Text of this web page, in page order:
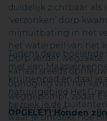
duidelijk zichtbaar als
‘verzonken’ dorp
mijnuitbating in het
het waterpeil van het
Dorp verder
kanaal steeds
ophoging van het
weggepompt, zodat
komt te staan.
Tijdens deze
met een
kruinenpad en daal je
natuurgebied Het
bezoek je de
waar je ontdekt hoe
OPGELET! Honden